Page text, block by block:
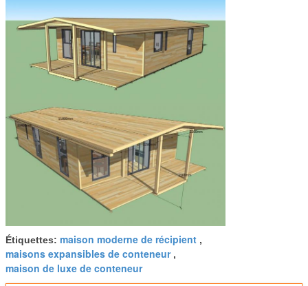
Étiquettes: maison moderne de récipient ,
maisons expansibles de conteneur,
maison de luxe de conteneur